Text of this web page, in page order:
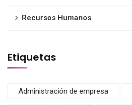
Recursos Humanos
Etiquetas
Administración de empresa